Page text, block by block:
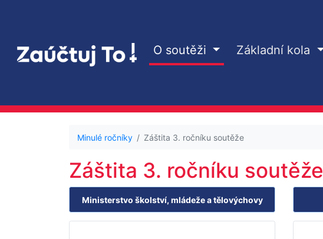
O soutěži Základní kola
Minulé ročníky Záštita 3. ročníku soutěže
Záštita 3. ročníku soutěže
Ministerstvo školství, mládeže a tělovýchovy